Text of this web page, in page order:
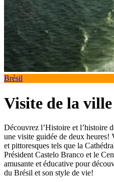
Brésil
Visite de la
Découvrez l’Histoire et l’histoire
une visite guidée de deux heures!
et pittoresques tels que la
Président Castelo Branco et le
amusante et éducative pour
du Brésil et son style de vie!